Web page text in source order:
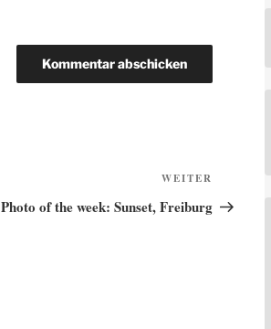
Beitrag
WEITER
Photo of the week: Sunset, Freiburg